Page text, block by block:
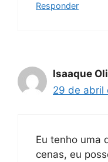
Responder
Isaaque
29 de abril
Eu tenho uma
cenas, eu